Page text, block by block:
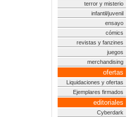
terror y misterio
infantil/juvenil
ensayo
cómics
revistas y fanzines
juegos
merchandising
ofertas
Liquidaciones y ofertas
Ejemplares firmados
editoriales
Cyberdark